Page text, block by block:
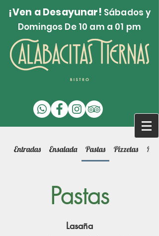
¡Ven a Desayunar! Sábados y
Domingos De 10 am a 01 pm
Entradas Ensalada Pastas Pizzetas
Pastas
Lasaña